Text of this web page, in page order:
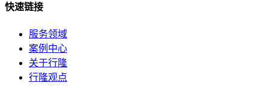
快速链接
服务领域
案例中心
关于行隆
行隆观点